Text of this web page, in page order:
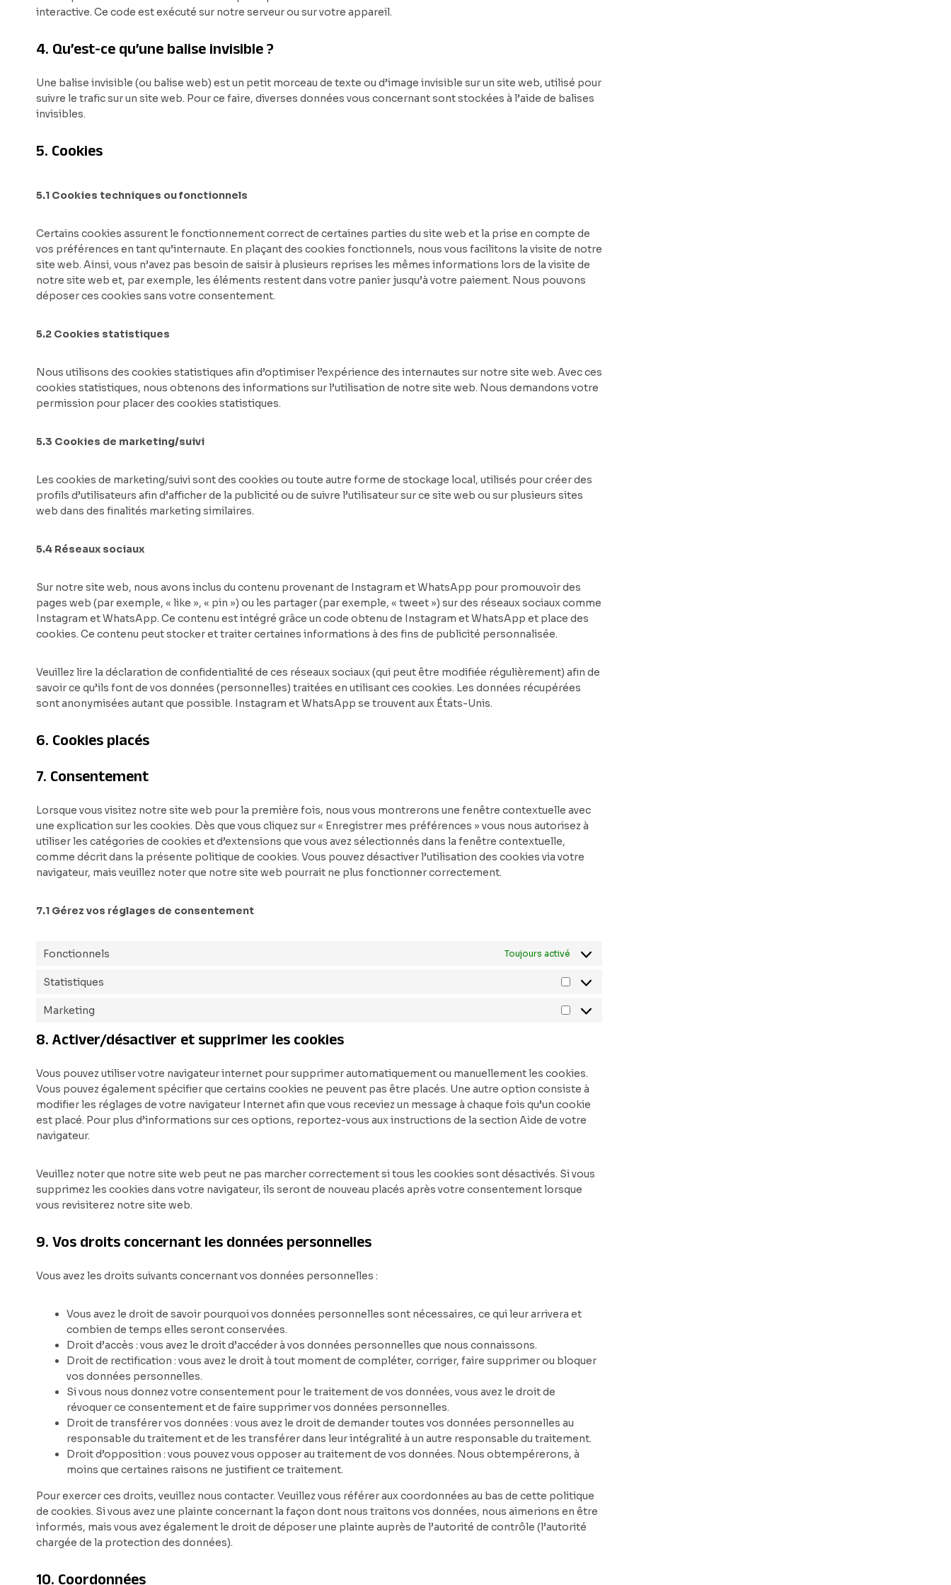
interactive. Ce code est exécuté sur notre serveur ou sur votre appareil.
4. Qu’est-ce qu’une balise invisible ?
Une balise invisible (ou balise web) est un petit morceau de texte ou d’image invisible sur un site web, utilisé pour
suivre le trafic sur un site web. Pour ce faire, diverses données vous concernant sont stockées à l’aide de balises
invisibles.
5. Cookies
5.1 Cookies techniques ou fonctionnels
Certains cookies assurent le fonctionnement correct de certaines parties du site web et la prise en compte de
vos préférences en tant qu’internaute. En plaçant des cookies fonctionnels, nous vous facilitons la visite de notre
site web. Ainsi, vous n’avez pas besoin de saisir à plusieurs reprises les mêmes informations lors de la visite de
notre site web et, par exemple, les éléments restent dans votre panier jusqu’à votre paiement. Nous pouvons
déposer ces cookies sans votre consentement.
5.2 Cookies statistiques
Nous utilisons des cookies statistiques afin d’optimiser l’expérience des internautes sur notre site web. Avec ces
cookies statistiques, nous obtenons des informations sur l’utilisation de notre site web. Nous demandons votre
permission pour placer des cookies statistiques.
5.3 Cookies de marketing/suivi
Les cookies de marketing/suivi sont des cookies ou toute autre forme de stockage local, utilisés pour créer des
profils d’utilisateurs afin d’afficher de la publicité ou de suivre l’utilisateur sur ce site web ou sur plusieurs sites
web dans des finalités marketing similaires.
5.4 Réseaux sociaux
Sur notre site web, nous avons inclus du contenu provenant de Instagram et WhatsApp pour promouvoir des
pages web (par exemple, « like », « pin ») ou les partager (par exemple, « tweet ») sur des réseaux sociaux comme
Instagram et WhatsApp. Ce contenu est intégré grâce un code obtenu de Instagram et WhatsApp et place des
cookies. Ce contenu peut stocker et traiter certaines informations à des fins de publicité personnalisée.
Veuillez lire la déclaration de confidentialité de ces réseaux sociaux (qui peut être modifiée régulièrement) afin de
savoir ce qu’ils font de vos données (personnelles) traitées en utilisant ces cookies. Les données récupérées
sont anonymisées autant que possible. Instagram et WhatsApp se trouvent aux États-Unis.
6. Cookies placés
7. Consentement
Lorsque vous visitez notre site web pour la première fois, nous vous montrerons une fenêtre contextuelle avec
une explication sur les cookies. Dès que vous cliquez sur « Enregistrer mes préférences » vous nous autorisez à
utiliser les catégories de cookies et d’extensions que vous avez sélectionnés dans la fenêtre contextuelle,
comme décrit dans la présente politique de cookies. Vous pouvez désactiver l’utilisation des cookies via votre
navigateur, mais veuillez noter que notre site web pourrait ne plus fonctionner correctement.
7.1 Gérez vos réglages de consentement
Fonctionnels Toujours activé
Statistiques
S
t
s
Marketing
M
e
t
i
n
8. Activer/désactiver et supprimer les cookies
Vous pouvez utiliser votre navigateur internet pour supprimer automatiquement ou manuellement les cookies.
Vous pouvez également spécifier que certains cookies ne peuvent pas être placés. Une autre option consiste à
modifier les réglages de votre navigateur Internet afin que vous receviez un message à chaque fois qu’un cookie
est placé. Pour plus d’informations sur ces options, reportez-vous aux instructions de la section Aide de votre
navigateur.
Veuillez noter que notre site web peut ne pas marcher correctement si tous les cookies sont désactivés. Si vous
supprimez les cookies dans votre navigateur, ils seront de nouveau placés après votre consentement lorsque
vous revisiterez notre site web.
9. Vos droits concernant les données personnelles
Vous avez les droits suivants concernant vos données personnelles :
Vous avez le droit de savoir pourquoi vos données personnelles sont nécessaires, ce qui leur arrivera et
combien de temps elles seront conservées.
Droit d’accès : vous avez le droit d’accéder à vos données personnelles que nous connaissons.
Droit de rectification : vous avez le droit à tout moment de compléter, corriger, faire supprimer ou bloquer
vos données personnelles.
Si vous nous donnez votre consentement pour le traitement de vos données, vous avez le droit de
révoquer ce consentement et de faire supprimer vos données personnelles.
Droit de transférer vos données : vous avez le droit de demander toutes vos données personnelles au
responsable du traitement et de les transférer dans leur intégralité à un autre responsable du traitement.
Droit d’opposition : vous pouvez vous opposer au traitement de vos données. Nous obtempérerons, à
moins que certaines raisons ne justifient ce traitement.
Pour exercer ces droits, veuillez nous contacter. Veuillez vous référer aux coordonnées au bas de cette politique
de cookies. Si vous avez une plainte concernant la façon dont nous traitons vos données, nous aimerions en être
informés, mais vous avez également le droit de déposer une plainte auprès de l’autorité de contrôle (l’autorité
chargée de la protection des données).